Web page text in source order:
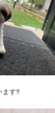
ます‼︎